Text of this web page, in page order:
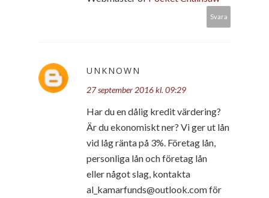
Svara
UNKNOWN
27 september 2016 kl. 09:29
Har du en dålig kredit värdering?
Är du ekonomiskt ner? Vi ger ut lån
vid låg ränta på 3%. Företag lån,
personliga lån och företag lån
eller något slag, kontakta
al_kamarfunds@outlook.com för